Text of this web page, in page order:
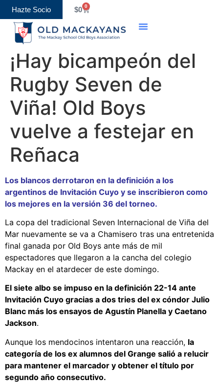
Hazte Socio $0 0
¡Hay bicampeón del
Rugby Seven de
Viña! Old Boys
vuelve a festejar en
Reñaca
Los blancos derrotaron en la definición a los
argentinos de Invitación Cuyo y se inscribieron como
los mejores en la versión 36 del torneo.
La copa del tradicional Seven Internacional de Viña del
Mar nuevamente se va a Chamisero tras una entretenida
final ganada por Old Boys ante más de mil
espectadores que llegaron a la cancha del colegio
Mackay en el atardecer de este domingo.
El siete albo se impuso en la definición 22-14 ante
Invitación Cuyo gracias a dos tries del ex cóndor Julio
Blanc más los ensayos de Agustín Planella y Caetano
Jackson.
Aunque los mendocinos intentaron una reacción, la
categoría de los ex alumnos del Grange salió a relucir
para mantener el marcador y obtener el título por
segundo año consecutivo.